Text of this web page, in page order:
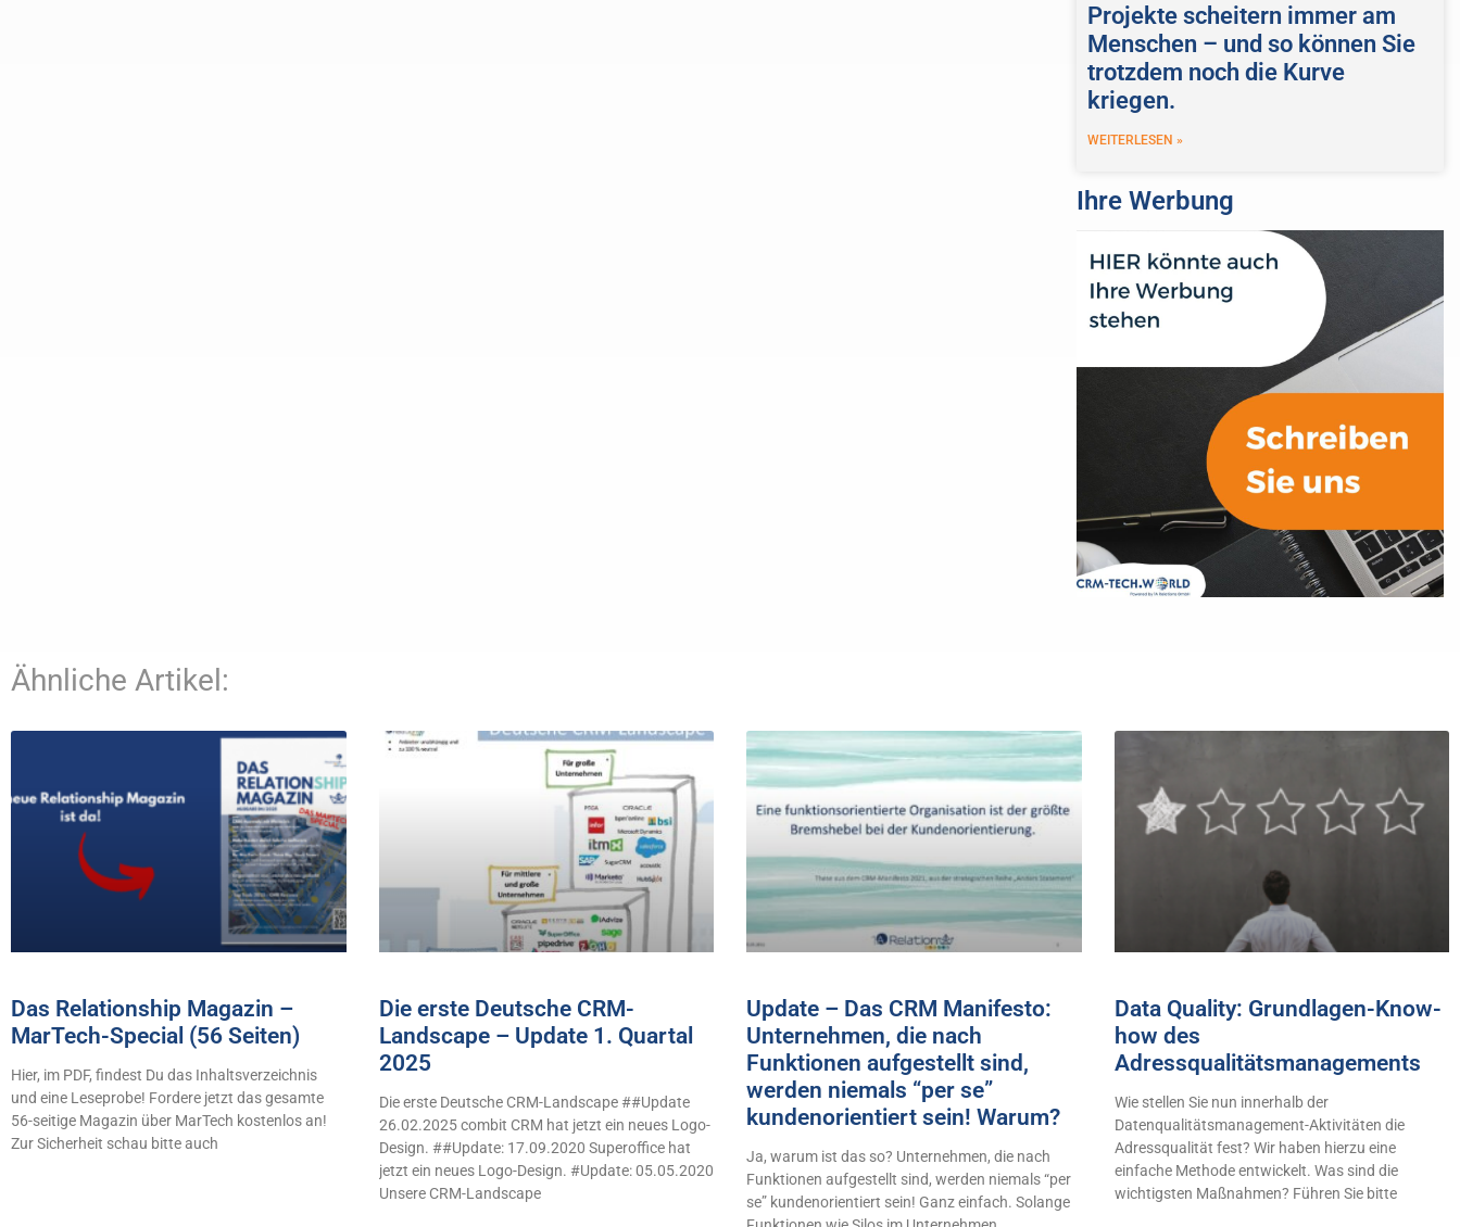
Projekte scheitern immer am
Menschen – und so können Sie
trotzdem noch die Kurve
kriegen.
WEITERLESEN »
Ihre Werbung
Ähnliche Artikel:
Das Relationship Magazin –
MarTech-Special (56 Seiten)
Hier, im PDF, findest Du das Inhaltsverzeichnis
und eine Leseprobe! Fordere jetzt das gesamte
56-seitige Magazin über MarTech kostenlos an!
Zur Sicherheit schau bitte auch
Die erste Deutsche CRM-
Landscape – Update 1. Quartal
2025
Die erste Deutsche CRM-Landscape ##Update
26.02.2025 combit CRM hat jetzt ein neues Logo-
Design. ##Update: 17.09.2020 Superoffice hat
jetzt ein neues Logo-Design. #Update: 05.05.2020
Unsere CRM-Landscape
Update – Das CRM Manifesto:
Unternehmen, die nach
Funktionen aufgestellt sind,
werden niemals “per se”
kundenorientiert sein! Warum?
Ja, warum ist das so? Unternehmen, die nach
Funktionen aufgestellt sind, werden niemals “per
se” kundenorientiert sein! Ganz einfach. Solange
Data Quality: Grundlagen-Know-
how des
Adressqualitätsmanagements
Wie stellen Sie nun innerhalb der
Datenqualitätsmanagement-Aktivitäten die
Adressqualität fest? Wir haben hierzu eine
einfache Methode entwickelt. Was sind die
wichtigsten Maßnahmen? Führen Sie bitte